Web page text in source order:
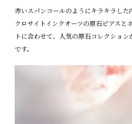
赤いスパンコールのようにキラキラした
クロサイトインクオーツの原石ピアスと
トに合わせて、人気の原石コレクション
です。